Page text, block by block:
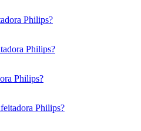
Philips?
Philips?
Philips?
Philips?